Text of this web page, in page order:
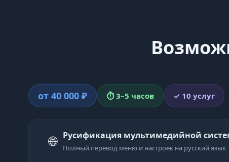
от 40 000 ₽ ⏱ 3–5 часов ✓ 10 услуг
🌐 Русификация мультимедийной
Полный перевод меню и настроек на русский язык